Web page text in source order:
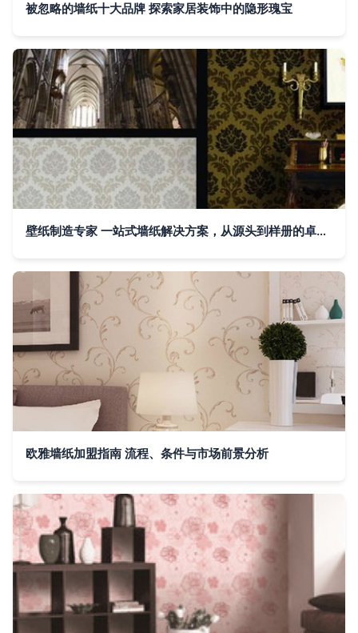
被忽略的墙纸十大品牌 探索家居装饰中的隐形瑰宝
壁纸制造专家 一站式墙纸解决方案，从源头到样册的卓越品质
欧雅墙纸加盟指南 流程、条件与市场前景分析